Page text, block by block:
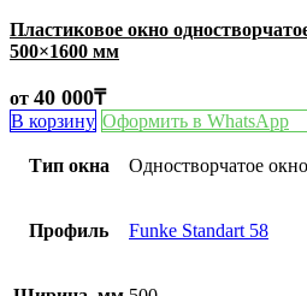
Пластиковое окно
500×1600 мм
от 40 000₸
В корзину Оформить в WhatsApp
Тип окна Одностворчатое окно
Профиль Funke Standart 58